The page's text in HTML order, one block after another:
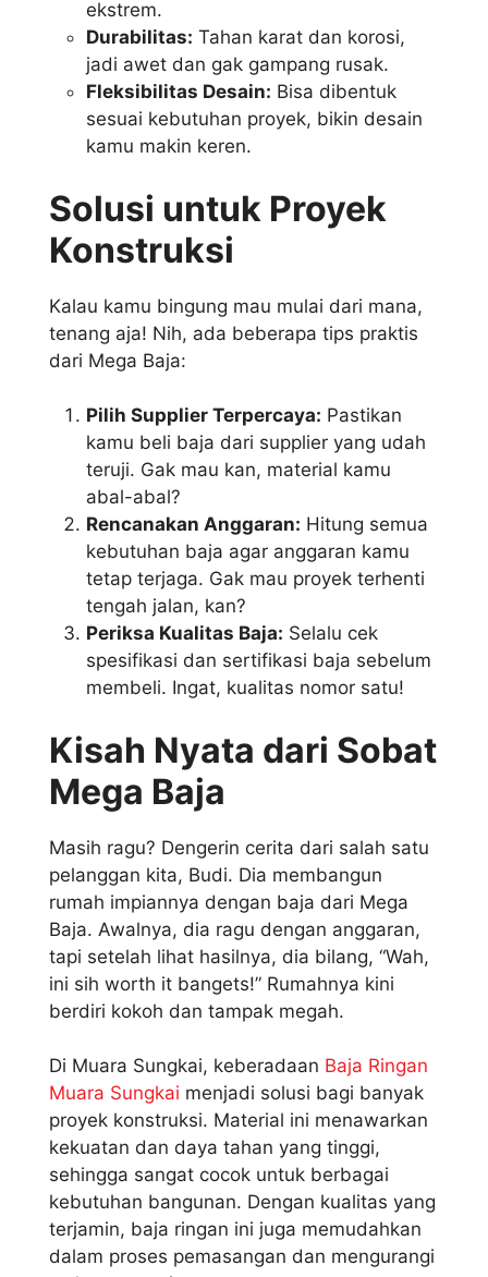
ekstrem.
Durabilitas: Tahan karat dan korosi,
jadi awet dan gak gampang rusak.
Fleksibilitas Desain: Bisa dibentuk
sesuai kebutuhan proyek, bikin desain
kamu makin keren.
Solusi untuk Proyek
Konstruksi
Kalau kamu bingung mau mulai dari mana,
tenang aja! Nih, ada beberapa tips praktis
dari Mega Baja:
Pilih Supplier Terpercaya: Pastikan
kamu beli baja dari supplier yang udah
teruji. Gak mau kan, material kamu
abal-abal?
Rencanakan Anggaran: Hitung semua
kebutuhan baja agar anggaran kamu
tetap terjaga. Gak mau proyek terhenti
tengah jalan, kan?
Periksa Kualitas Baja: Selalu cek
spesifikasi dan sertifikasi baja sebelum
membeli. Ingat, kualitas nomor satu!
Kisah Nyata dari Sobat
Mega Baja
Masih ragu? Dengerin cerita dari salah satu
pelanggan kita, Budi. Dia membangun
rumah impiannya dengan baja dari Mega
Baja. Awalnya, dia ragu dengan anggaran,
tapi setelah lihat hasilnya, dia bilang, “Wah,
ini sih worth it bangets!” Rumahnya kini
berdiri kokoh dan tampak megah.
Di Muara Sungkai, keberadaan Baja Ringan
Muara Sungkai menjadi solusi bagi banyak
proyek konstruksi. Material ini menawarkan
kekuatan dan daya tahan yang tinggi,
sehingga sangat cocok untuk berbagai
kebutuhan bangunan. Dengan kualitas yang
terjamin, baja ringan ini juga memudahkan
dalam proses pemasangan dan mengurangi